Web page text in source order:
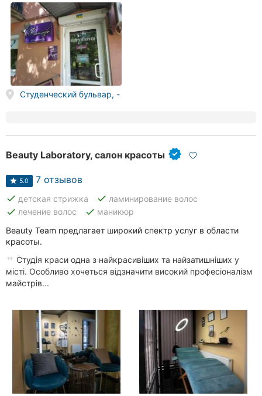
Студенческий бульвар, -
Beauty Laboratory, салон красоты
5.0 7 отзывов
done детская стрижка done ламинирование волос
done лечение волос done маникюр
Beauty Team предлагает широкий спектр услуг в области
красоты.
Студія краси одна з найкрасивіших та найзатишніших у
місті. Особливо хочеться відзначити високий професіоналізм
майстрів...